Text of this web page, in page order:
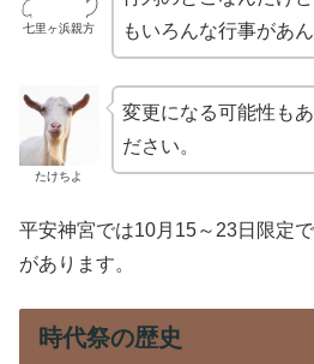
七里ヶ浜親方
もいろんな行事があん
たけちよ
変更になる可能性も
ださい。
平安神宮では10月15～23日限定
があります。
時代祭の歴史